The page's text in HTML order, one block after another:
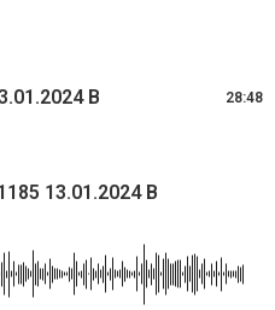
B 28:48
13.01.2024 B